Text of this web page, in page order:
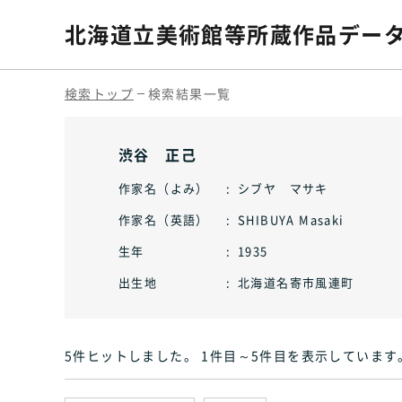
北海道立美術館等所蔵作品デー
検索トップ 検索結果一覧
渋谷 正己
作家名（よみ）
シブヤ マサキ
作家名（英語）
SHIBUYA Masaki
生年
1935
出生地
北海道名寄市風連町
5件ヒット しました。 1件目～5件目 を表示しています。